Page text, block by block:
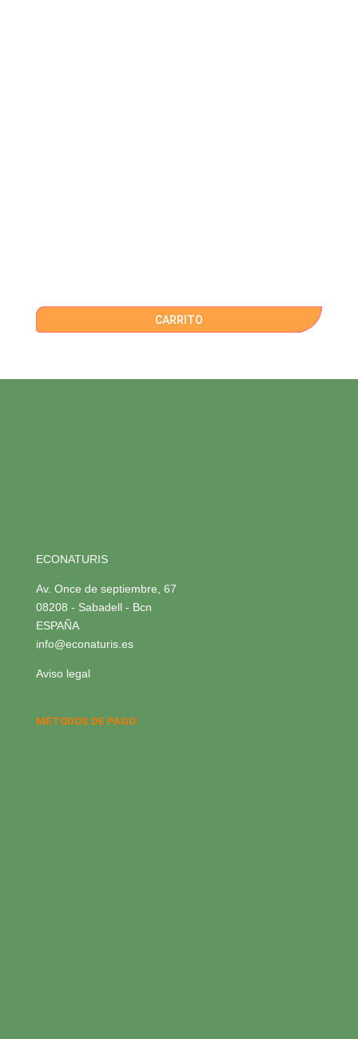
CARRITO
ECONATURIS
Av. Once de septiembre, 67
08208 - Sabadell - Bcn
ESPAÑA
info@econaturis.es
Aviso legal
MÉTODOS DE PAGO: